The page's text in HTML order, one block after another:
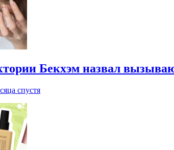
Бекхэм назвал
спустя